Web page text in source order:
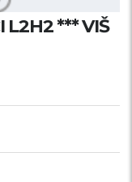
L2H2 *** VIŠ